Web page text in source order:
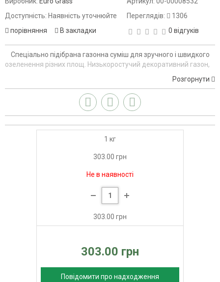
Доступність: Наявність уточнюйте
порівняння
В закладки
Переглядів:
1306
0 відгуків
Спеціально підібрана газонна суміш для зручного і швидкого
озеленення різних площ. Низькоростучий декоративний газон,
Розгорнути
1 кг
303.00 грн
Не в наявності
303.00 грн
303.00 грн
Повідомити про надходження